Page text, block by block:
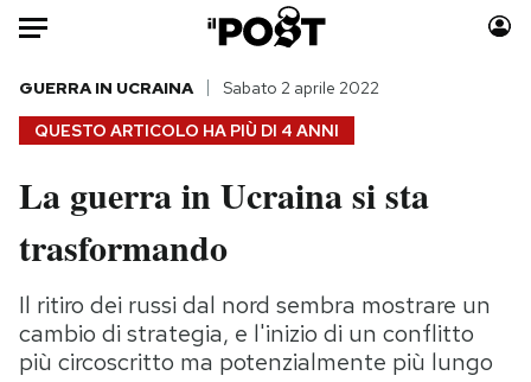
Auto
HOME
Italia
Politica
Tecnologia
Internet
Scienza
Moda
Storie/Idee
Ok Boomer!
Media
QUESTO ARTICOLO HA PIÙ DI 4 ANNI
GUERRA IN UCRAINA Sabato 2 aprile 2022
La guerra in Ucraina si sta
trasformando
Il ritiro dei russi dal nord sembra mostrare un
cambio di strategia, e l'inizio di un conflitto
più circoscritto ma potenzialmente più lungo